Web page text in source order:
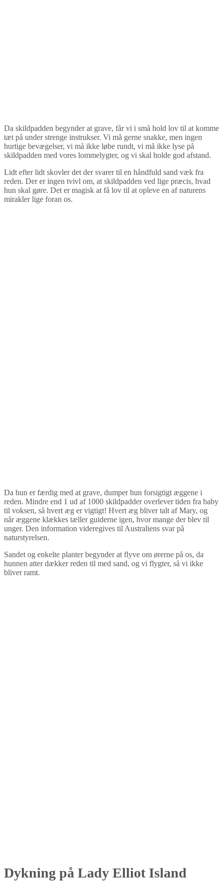
Da skildpadden begynder at grave, får vi i små hold lov til at komme
tæt på under strenge instrukser. Vi må gerne snakke, men ingen
hurtige bevægelser, vi må ikke løbe rundt, vi må ikke lyse på
skildpadden med vores lommelygter, og vi skal holde god afstand.
Lidt efter lidt skovler det der svarer til en håndfuld sand væk fra
reden. Der er ingen tvivl om, at skildpadden ved lige præcis, hvad
hun skal gøre. Det er magisk at få lov til at opleve en af naturens
mirakler lige foran os.
Da hun er færdig med at grave, dumper hun forsigtigt æggene i
reden. Mindre end 1 ud af 1000 skildpadder overlever tiden fra baby
til voksen, så hvert æg er vigtigt! Hvert æg bliver talt af Mary, og
når æggene klækkes tæller guiderne igen, hvor mange der blev til
unger. Den information videregives til Australiens svar på
naturstyrelsen.
Sandet og enkelte planter begynder at flyve om ørerne på os, da
hunnen atter dækker reden til med sand, og vi flygter, så vi ikke
bliver ramt.
Dykning på Lady Elliot Island